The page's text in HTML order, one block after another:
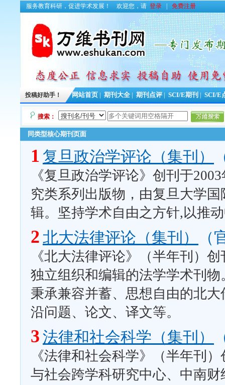
服务教育科研，促进学术发展！ 欢迎您，请 登录 免费注册
投稿好助手！ 网站首页 期刊大全 期刊点评 SCI/E期刊 SCI/E
搜索：
同类型核心期刊页面
1 复旦政治学评论（集刊）
《复旦政治学评论》创刊于
究类系列出版物，由复旦大学
辑。坚持学术自由之方针,以推
2 北大法律评论（集刊） （
《北大法律评论》（半年刊）
独立组织和编辑的法学学术刊
秉承兼容并蓄、思想自由的北
沿问题、论文、译文等。
3 法律和社会科学（集刊）
《法律和社会科学》（半年刊
与社会跨学科研究中心、中南